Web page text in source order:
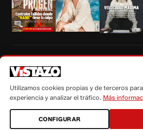
autorización escrita de su titular, de todos los
Utilizamos cookies propias y de terceros
experiencia y analizar el tráfico. Más
CONFIGURAR